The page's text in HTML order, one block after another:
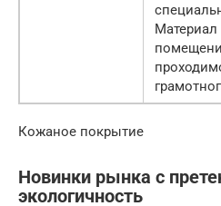
Материал
Кожаное покрытие
Новинки рынка с
экологичность